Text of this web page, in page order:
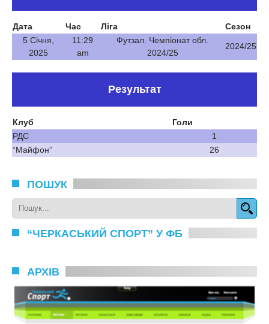
Дата Час Ліга
Сезон
5 Січня,
2025
11:29
am
Футзал. Чемпіонат обл.
2024/25
2024/25
Результат
Клуб
Голи
РДС
1
“Майфон”
26
ПОШУК
“ЧЕРКАСЬКИЙ СПОРТ” У ФБ
АРХІВ